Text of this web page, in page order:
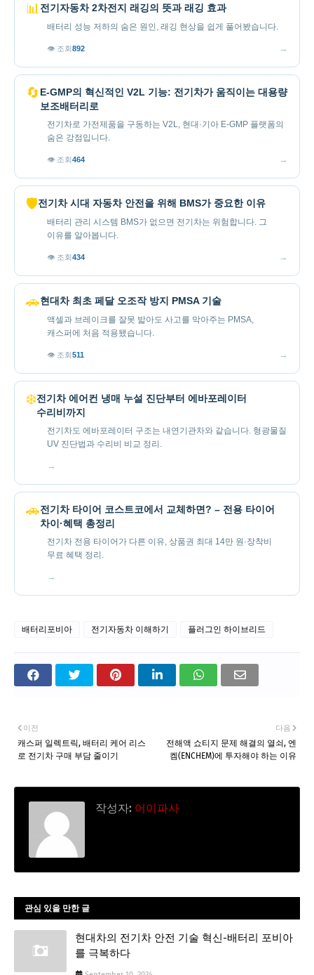
📊 전기자동차 2차전지 래깅의 뜻과 래깅 효과
배터리 성능 저하의 숨은 원인, 래깅 현상을 쉽게 풀어봤습니다.
👁 조회 892 →
🔄E-GMP의 혁신적인 V2L 기능: 전기차가 움직이는 대용량
보조배터리로
전기차로 가전제품을 구동하는 V2L, 현대·기아 E-GMP 플랫폼의
숨은 강점입니다.
👁 조회 464 →
🛡️전기차 시대 자동차 안전을 위해 BMS가 중요한 이유
배터리 관리 시스템 BMS가 없으면 전기차는 위험합니다. 그
이유를 알아봅니다.
👁 조회 434 →
🚗현대차 최초 페달 오조작 방지 PMSA 기술
액셀과 브레이크를 잘못 밟아도 사고를 막아주는 PMSA,
캐스퍼에 처음 적용됐습니다.
👁 조회 511 →
❄️전기차 에어컨 냉매 누설 진단부터 에바포레이터
수리비까지
전기차도 에바포레이터 구조는 내연기관차와 같습니다. 형광물질
UV 진단법과 수리비 비교 정리.
→
🚗전기차 타이어 코스트코에서 교체하면? – 전용 타이어
차이·혜택 총정리
전기차 전용 타이어가 다른 이유, 상품권 최대 14만 원·장착비
무료 혜택 정리.
→
배터리포비아 전기자동차 이해하기 플러그인 하이브리드
다음
전해액 쇼티지 문제 해결의 열쇠, 엔
켐(ENCHEM)에 투자해야 하는 이유
이전
캐스퍼 일렉트릭, 배터리 케어 리스
로 전기차 구매 부담 줄이기
작성자: 어이파사
관심 있을 만한 글
현대차의 전기차 안전 기술 혁신-배터리 포비아
를 극복하다